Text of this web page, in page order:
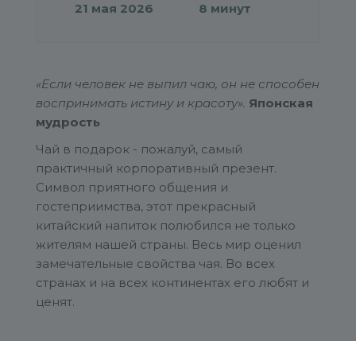
21 мая 2026 8 минут
«Если человек не выпил чаю, он не способен
воспринимать истину и красоту». Японская
мудрость
Чай в подарок - пожалуй, самый
практичный корпоративный презент.
Символ приятного общения и
гостеприимства, этот прекрасный
китайский напиток полюбился не только
жителям нашей страны. Весь мир оценил
замечательные свойства чая. Во всех
странах и на всех континентах его любят и
ценят.